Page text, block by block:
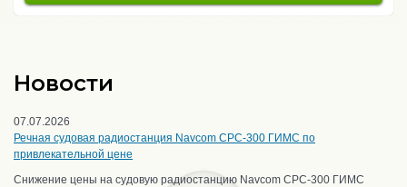
Новости
07.07.2026
Речная судовая радиостанция Navcom CPC-300 ГИМС по
привлекательной цене
Снижение цены на судовую радиостанцию Navcom CPC-300 ГИМС